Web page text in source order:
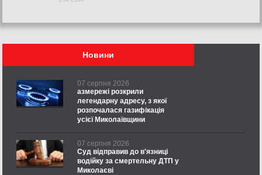
Новини
07 серпня 2026
азмережі розкрили
легендарну адресу, з якої
розпочалася газифікація
усієї Миколаївщини
07 серпня 2026
Суд відправив до в'язниці
водійку за смертельну ДТП у
Миколаєві